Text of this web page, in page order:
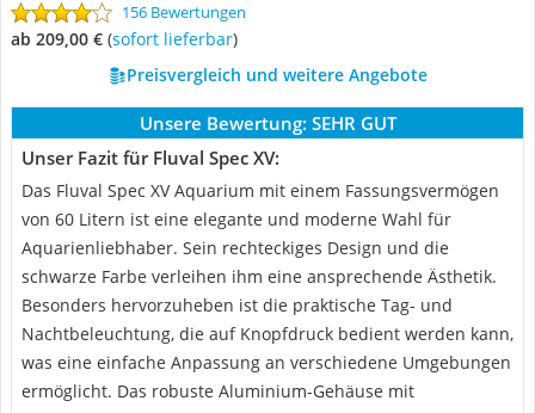
156 Bewertungen
ab 209,00 € ( Sofort lieferbar)
Preisvergleich und weitere Angebote
Unsere Bewertung: SEHR GUT
Unser Fazit für Fluval Spec XV:
Das Fluval Spec XV Aquarium mit einem Fassungsvermögen
von 60 Litern ist eine elegante und moderne Wahl für
Aquarienliebhaber. Sein rechteckiges Design und die
schwarze Farbe verleihen ihm eine ansprechende Ästhetik.
Besonders hervorzuheben ist die praktische Tag- und
Nachtbeleuchtung, die auf Knopfdruck bedient werden kann,
was eine einfache Anpassung an verschiedene Umgebungen
ermöglicht. Das robuste Aluminium-Gehäuse mit